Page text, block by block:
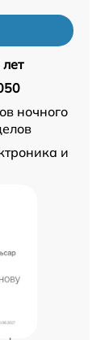
лет
ночного
и